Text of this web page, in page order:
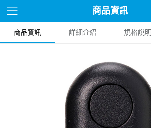
商品資訊
商品資訊 詳細介紹 規格說明